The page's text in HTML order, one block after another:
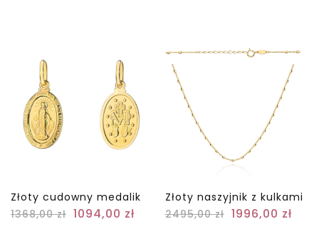
Złoty cudowny medalik
1368,00zł 1094,00 zł
Złoty naszyjnik z kulkami
2495,00zł 1996,00 zł